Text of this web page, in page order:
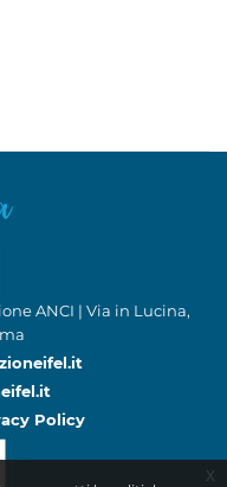
x
ANCI | Via in Lucina,
Policy